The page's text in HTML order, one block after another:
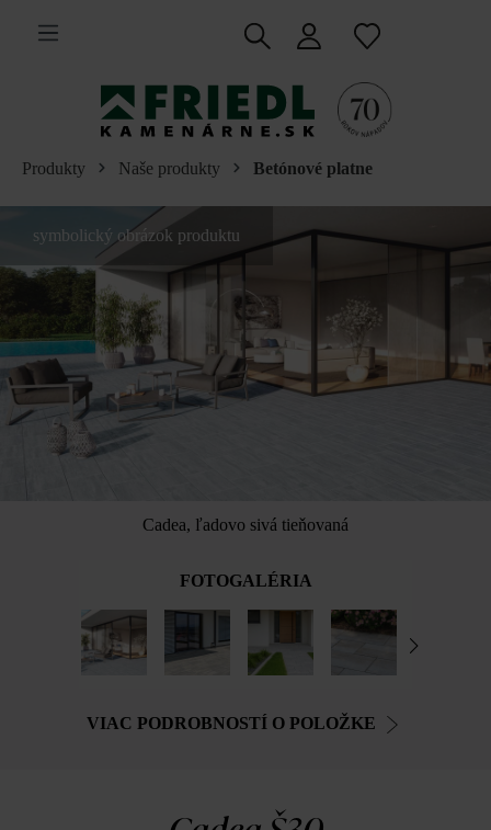
hlavný obsah
Produkty Naše produkty Betónové platne
Cadea, ľadovo sivá tieňovaná
symbolický obrázok produktu
FOTOGALÉRIA
VIAC PODROBNOSTÍ O POLOŽKE